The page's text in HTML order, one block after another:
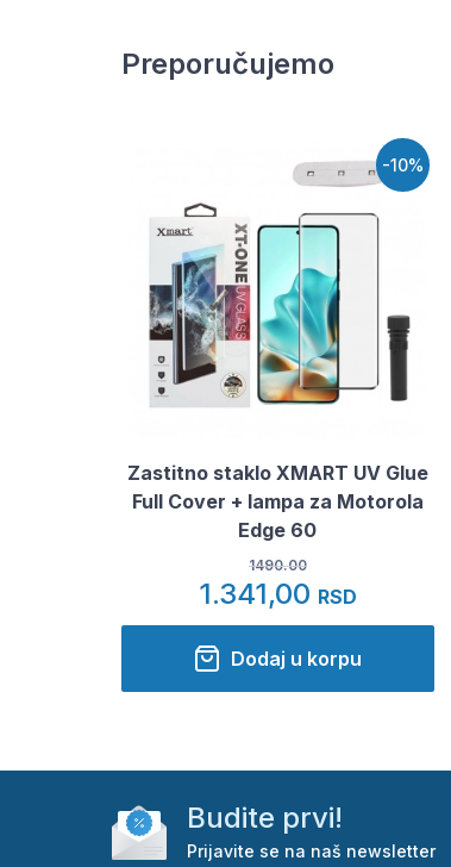
Preporučujemo
-10%
Zastitno staklo XMART UV Glue
Full Cover + lampa za Motorola
Edge 60
1490.00
1.341,00 RSD
Dodaj u korpu
Budite prvi!
Prijavite se na naš newsletter